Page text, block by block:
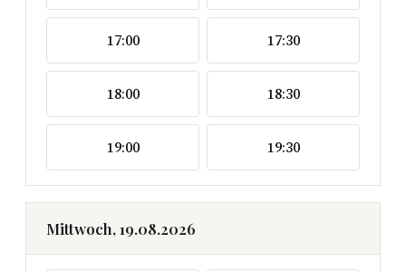
17:00 17:30
18:00 18:30
19:00 19:30
Mittwoch, 19.08.2026